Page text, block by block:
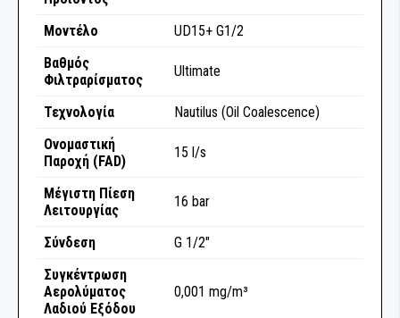
ΛΕΙΑΝΤΙΚΑ ΡΟΛΛΑ
ΜΟΝΩΣΗ ΚΑΙ ΜΑΣΚΑΡΙΣΜΑ
ΣΠΡΕΙ ΧΡΩΜΑΤΩΝ
ΠΛΑΣΤΙΚΩΝ
ΠΙΣΤΟΛΙΑ ΕΦΑΡΜΟΓΗΣ ΣΥΓΚΟΛΛΗΤΙΚΩΝ -
ΣΦΡΑΓΙΣΤΙΚΩΝ ΥΛΙΚΩΝ
Μοντέλο
UD15+ G1/2
Βαθμός
Φιλτραρίσματος
Ultimate
Τεχνολογία
Nautilus (Oil Coalescence)
Ονομαστική
Παροχή (FAD)
15 l/s
Μέγιστη Πίεση
Λειτουργίας
16 bar
Σύνδεση
G 1/2"
Συγκέντρωση
Αερολύματος
Λαδιού Εξόδου
0,001 mg/m³